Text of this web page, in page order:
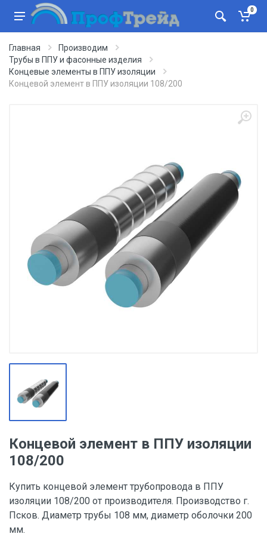
0
Главная
Производим
Трубы в ППУ и фасонные изделия
Концевые элементы в ППУ изоляции
Концевой элемент в ППУ изоляции 108/200
Концевой элемент в ППУ изоляции
108/200
Купить концевой элемент трубопровода в ППУ
изоляции 108/200 от производителя. Производство г.
Псков. Диаметр трубы 108 мм, диаметр оболочки 200
мм.